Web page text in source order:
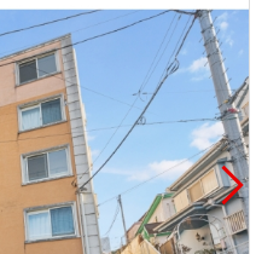
件を
探す
住まい1プ
ラス（お
役立ちコ
ラム）
閉じる